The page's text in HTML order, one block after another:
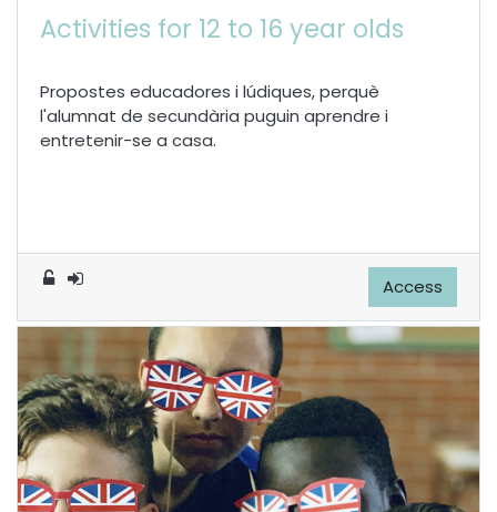
Activities for 12 to 16 year olds
Propostes educadores i lúdiques, perquè
l'alumnat de secundària puguin aprendre i
entretenir-se a casa.
Access